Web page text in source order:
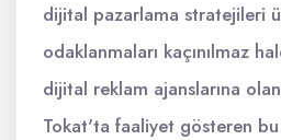
dijital pazarlama stratejileri
odaklanmaları kaçınılmaz
dijital reklam ajanslarına
Tokat'ta faaliyet gösteren